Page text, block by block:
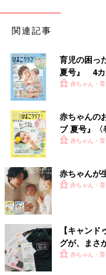
関連記事
育児の困っ
夏号』 4カ
いっぱい！
赤ちゃん・
赤ちゃんの
ブ 夏号』
く！ おっぱ
赤ちゃん・
赤ちゃんが
赤ちゃん・
【キャン
グが、まさ
赤ちゃん・